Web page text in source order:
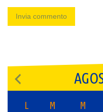
L M M